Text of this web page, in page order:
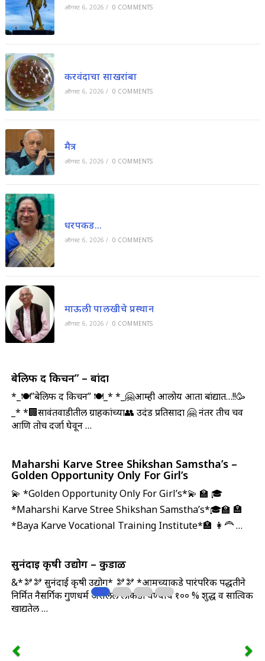
ऑगस्ट 6, 2026 / 0 COMMENTS
करवंदाचा साखरांबा
ऑगस्ट 6, 2026 / 0 COMMENTS
मैत्र
ऑगस्ट 6, 2026 / 0 COMMENTS
धरपकड…
ऑगस्ट 6, 2026 / 0 COMMENTS
माऊली पालखीचे प्रस्थान
ऑगस्ट 6, 2026 / 0 COMMENTS
बेलिफ द किचन” – बांदा
*_🍽️”बेलिफ द किचन” 🍽️_* *_🤗आम्ही आलोय आता बांद्यात…!!🥳
_* *🏢सावंतवाडीतील ग्राहकांच्या👥 उदंड प्रतिसादा 🤗 नंतर तीच चव
आणि तोच दर्जा घेवून …
Maharshi Karve Stree Shikshan Samstha’s –
Golden Opportunity Only For Girl’s
💫 *Golden Opportunity Only For Girl’s*💫 🏫 🎓
*Maharshi Karve Stree Shikshan Samstha’s*🎓🏫 🏣
*Baya Karve Vocational Training Institute*🏣 👩‍🦰 …
सुनंदाई कृषी उद्योग – कुडाळ
&*🫘🫘 सुनंदाई कृषी उद्योग* 🫘🫘 *आमच्याकडे पारंपरिक पद्धतीने
निर्मित नैसर्गिक गुणधर्म असलेले लाकडी घण्याचे १०० % शुद्ध व सात्विक
खाद्यतेल …